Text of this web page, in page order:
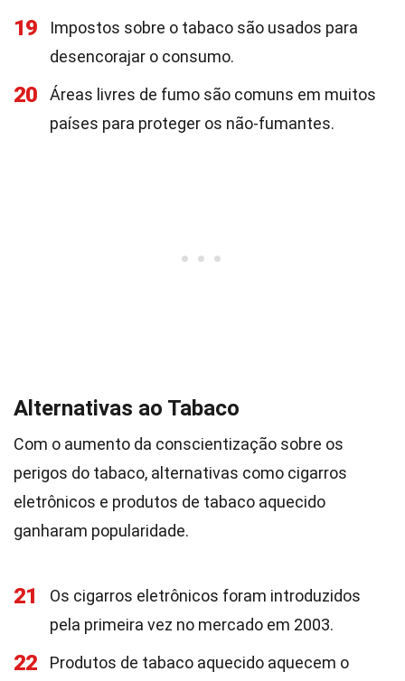
19
Impostos sobre o tabaco são usados para
desencorajar o consumo.
20
Áreas livres de fumo são comuns em muitos
países para proteger os não-fumantes.
Alternativas ao Tabaco
Com o aumento da conscientização sobre os
perigos do tabaco, alternativas como cigarros
eletrônicos e produtos de tabaco aquecido
ganharam popularidade.
21
Os cigarros eletrônicos foram introduzidos
pela primeira vez no mercado em 2003.
22
Produtos de tabaco aquecido aquecem o